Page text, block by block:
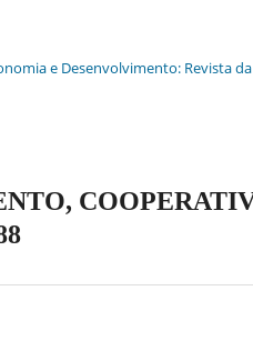
e Desenvolvimento: Revista